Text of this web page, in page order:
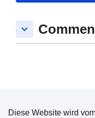
keyboard_arrow_down
Diese Website wird